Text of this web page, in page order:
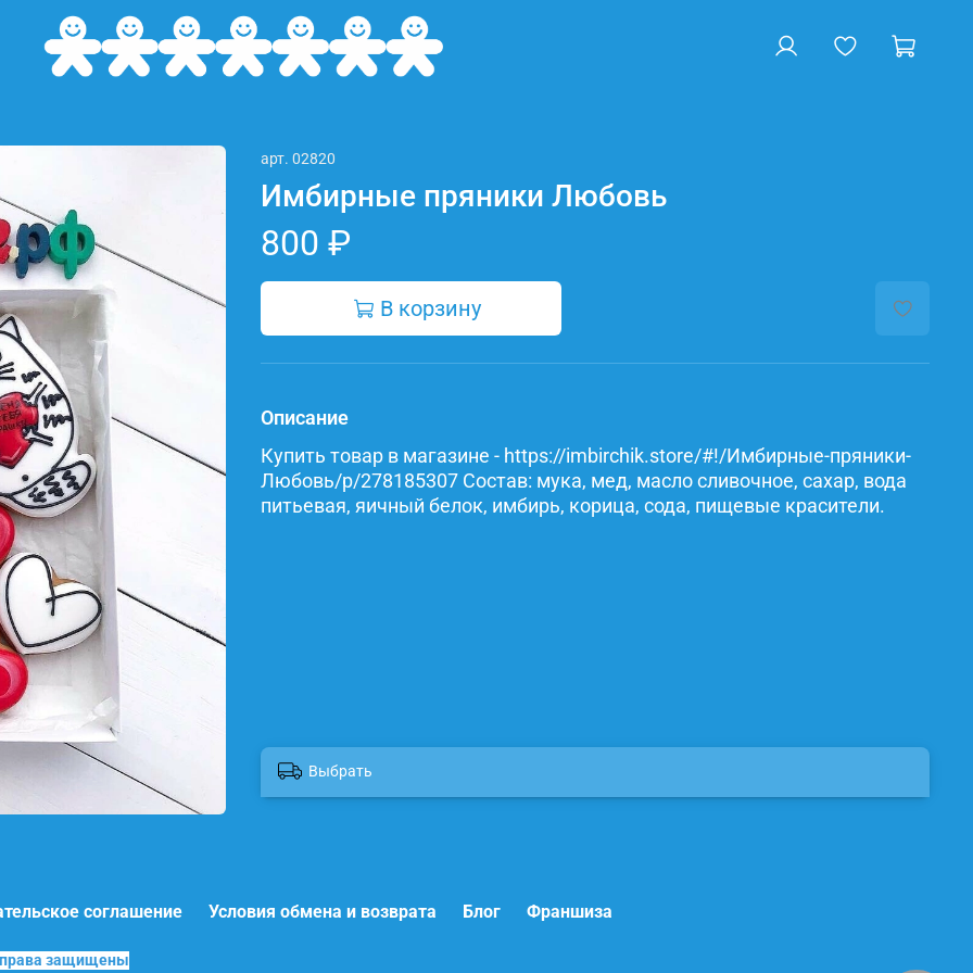
арт. 02820
Имбирные пряники Любовь
800 ₽
В корзину
Описание
Купить товар в магазине - https://imbirchik.store/#!/Имбирные-пряники-
Любовь/p/278185307 Состав: мука, мед, масло сливочное, сахар, вода
питьевая, яичный белок, имбирь, корица, сода, пищевые красители.
Выбрать
соглашение Условия обмена и возврата Блог Франшиза
права защищены